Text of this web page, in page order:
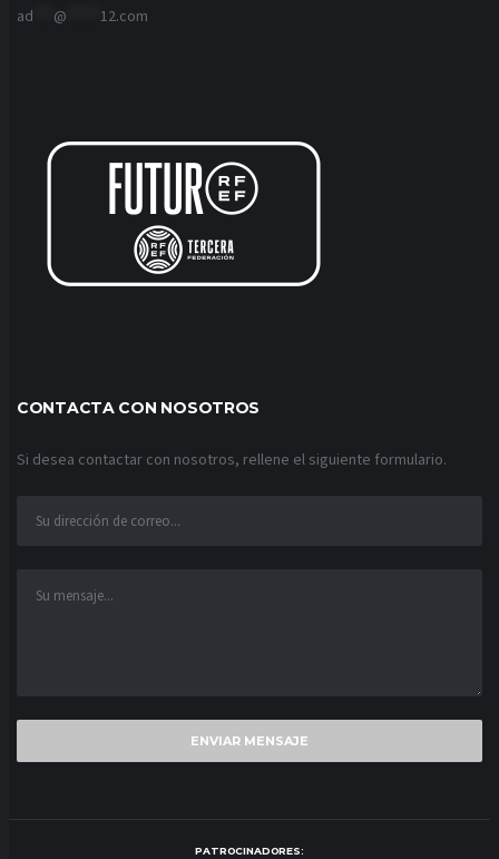
ad @ 12.com
CONTACTA CON NOSOTROS
Si desea contactar con nosotros, rellene el siguiente formulario.
PATROCINADORES: